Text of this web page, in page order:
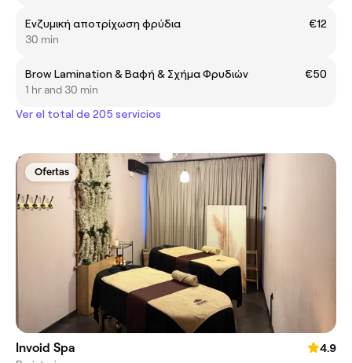
Ενζυμική αποτρίχωση φρύδια
€12
30 min
Brow Lamination & Βαφή & Σχήμα Φρυδιών
€50
1 hr and 30 min
Ver el total de 205 servicios
Ofertas
Invoid Spa
4.9